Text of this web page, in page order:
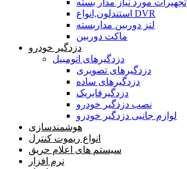
استندلون,انواع DVR
لنز دوربین مداربسته
ماکت دوربین
دزدگیر خودرو
دزدگیرهای اتومبیل
دزدگیرهای تصویری
دزدگیرهای ساده
دزدگیرفابریک
نصب دزدگیر خودرو
لوازم جانبی دزدگیر خودرو
هوشمندسازی
انواع ریموت کنترل
سیستم های اعلام حریق
نرم افزار